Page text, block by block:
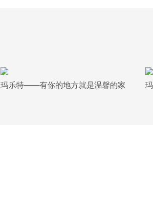
玛乐特——有你的地方就是温馨的家